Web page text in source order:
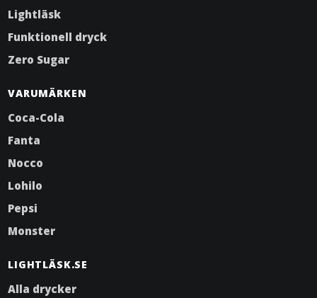
Lightläsk
Funktionell dryck
Zero Sugar
VARUMÄRKEN
Coca-Cola
Fanta
Nocco
Lohilo
Pepsi
Monster
LIGHTLÄSK.SE
Alla drycker